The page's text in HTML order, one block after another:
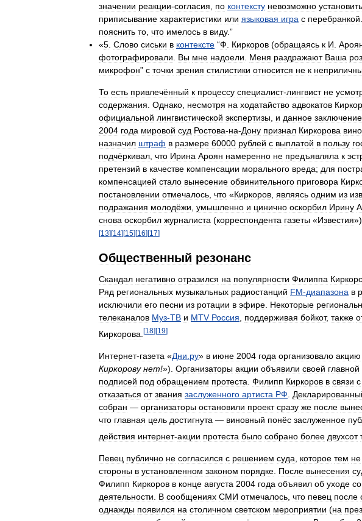
значении реакции-согласия по контексту невозможно установить
приписывание характеристики или языковая игра с перебранкой
пояснить то что имелось в виду.”
«5 Слово сиськи в контексте “Ф Киркоров (обращаясь к И
фотографировали
Вы мне надоели Меня раздражают Ваша
микрофон” с точки зрения стилистики относится не к
То есть привлечённый к процессу специалист-лингвист не
содержания Однако несмотря на ходатайство адвокатов
официальной лингвистической экспертизы и данное заключение
2004 года мировой суд Ростова-на-Дону признал Киркорова
назначил штраф в размере 60000 рублей с выплатой в пользу
подчёркивал что Ирина Ароян намеренно не предъявляла к
претензий в качестве компенсации морального вреда; для
компенсацией стало вынесение обвинительного приговора
постановлении отмечалось что «Киркоров являясь одним из
подражания молодёжи умышленно и цинично оскорбил Ирину
снова оскорбил журналиста (корреспондента газеты «Известия»)
[13][14][15][16][17]
Общественный резонанс
Скандал негативно отразился на популярности Филиппа
Ряд региональных музыкальных радиостанций FM-диапазона в
исключили его песни из ротации в эфире. Некоторые
телеканалов Муз-ТВ и MTV Россия, поддерживая бойкот, также
Киркорова [18] [19]
Интернет-газета «Дни ру» в июне 2004 года организовало акцию
Киркорову нет!»). Организаторы акции объявили своей главной
подписей под обращением протеста Филипп Киркоров в связи с
отказаться от звания заслуженного артиста РФ
собран — организаторы остановили проект сразу же после
что главная цель достигнута — виновный понёс заслуженное
действия интернет-акции протеста было собрано более двухсот
Певец публично не согласился с решением суда которое тем не
стороны в установленном законом порядке После вынесения
Филипп Киркоров в конце августа 2004 года объявил об уходе со
деятельности
В сообщениях СМИ отмечалось что певец после
однажды появился на столичном светском мероприятии (на